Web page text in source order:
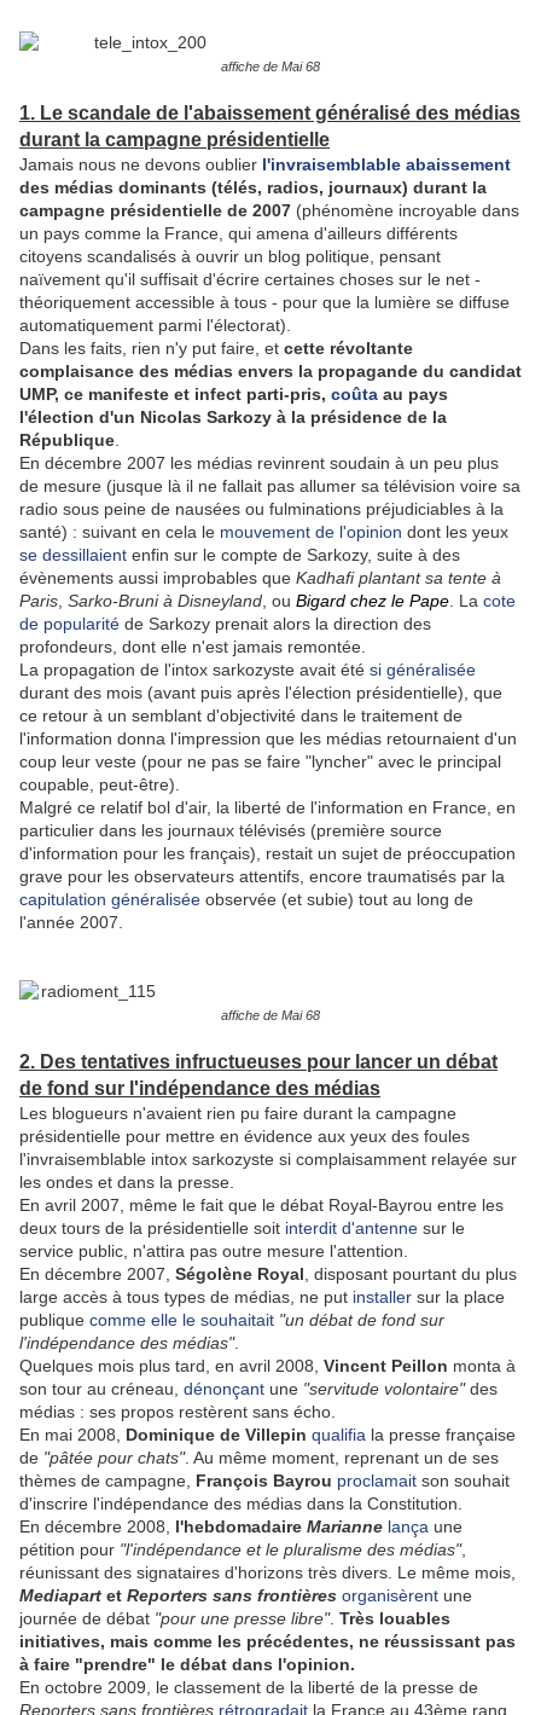
affiche de Mai 68
1. Le scandale de l'abaissement généralisé des médias
durant la campagne présidentielle
Jamais nous ne devons oublier l'invraisemblable abaissement
des médias dominants (télés, radios, journaux) durant la
campagne présidentielle de 2007 (phénomène incroyable dans
un pays comme la France, qui amena d'ailleurs différents
citoyens scandalisés à ouvrir un blog politique, pensant
naïvement qu'il suffisait d'écrire certaines choses sur le net -
théoriquement accessible à tous - pour que la lumière se diffuse
automatiquement parmi l'électorat).
Dans les faits, rien n'y put faire, et cette révoltante
complaisance des médias envers la propagande du candidat
UMP, ce manifeste et infect parti-pris, coûta au pays
l'élection d'un Nicolas Sarkozy à la présidence de la
République
En décembre 2007 les médias revinrent soudain à un peu plus
de mesure (jusque là il ne fallait pas allumer sa télévision voire sa
radio sous peine de nausées ou fulminations préjudiciables à la
santé) : suivant en cela le mouvement de l'opinion dont les yeux
se dessillaient enfin sur le compte de Sarkozy, suite à des
évènements aussi improbables que Kadhafi plantant sa tente à
Paris Sarko-Bruni à Disneyland , ou Bigard chez le Pape . La cote
de popularité de Sarkozy prenait alors la direction des
profondeurs, dont elle n'est jamais remontée.
La propagation de l'intox sarkozyste avait été si généralisée
durant des mois (avant puis après l'élection présidentielle), que
ce retour à un semblant d'objectivité dans le traitement de
l'information donna l'impression que les médias retournaient d'un
coup leur veste (pour ne pas se faire "lyncher" avec le principal
coupable, peut-être).
Malgré ce relatif bol d'air, la liberté de l'information en France, en
particulier dans les journaux télévisés (première source
d'information pour les français), restait un sujet de préoccupation
grave pour les observateurs attentifs, encore traumatisés par la
capitulation généralisée observée (et subie) tout au long de
l'année 2007.
affiche de Mai 68
2. Des tentatives infructueuses pour lancer un débat
de fond sur l'indépendance des médias
Les blogueurs n'avaient rien pu faire durant la campagne
présidentielle pour mettre en évidence aux yeux des foules
l'invraisemblable intox sarkozyste si complaisamment relayée sur
les ondes et dans la presse.
En avril 2007, même le fait que le débat Royal-Bayrou entre les
deux tours de la présidentielle soit interdit d'antenne sur le
service public, n'attira pas outre mesure l'attention.
En décembre 2007, Ségolène Royal , disposant pourtant du plus
large accès à tous types de médias, ne put installer sur la place
publique comme elle le souhaitait "un débat de fond sur
l'indépendance des médias".
Quelques mois plus tard, en avril 2008, Vincent Peillon monta à
son tour au créneau, dénonçant une "servitude volontaire"des
médias : ses propos restèrent sans écho.
En mai 2008, Dominique de Villepin qualifia la presse française
de "pâtée pour chats". Au même moment, reprenant un de ses
thèmes de campagne, François Bayrou proclamait son souhait
d'inscrire l'indépendance des médias dans la Constitution.
En décembre 2008, l'hebdomadaire Marianne lança une
pétition pour "l'indépendance et le pluralisme des médias",
réunissant des signataires d'horizons très divers. Le même mois,
Mediapart et Reporters sans frontières organisèrent une
journée de débat "pour une presse libre". Très louables
initiatives, mais comme les précédentes, ne réussissant pas
à faire "prendre" le débat dans l'opinion.
En octobre 2009, le classement de la liberté de la presse de
Reporters sans frontières rétrogradait la France au 43ème rang